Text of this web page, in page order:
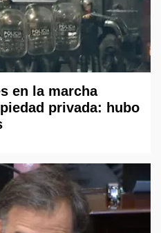
en la marcha
privada: hubo